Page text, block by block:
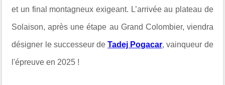
et un final montagneux exigeant. L’arrivée au plateau de
Solaison, après une étape au Grand Colombier, viendra
désigner le successeur deTadej Pogacar, vainqueur de
l'épreuve en 2025 !